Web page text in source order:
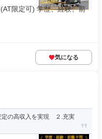
限定可) 学歴、経験、前
気になる
の高収入を実現 ２.充実